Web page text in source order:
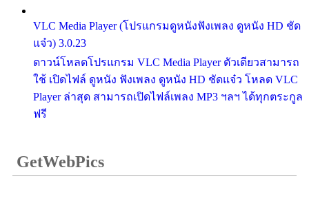
VLC Media Player (โปรแกรมดูหนังฟังเพลง ดูหนัง HD ชัด
แจ๋ว) 3.0.23
ดาวน์โหลดโปรแกรม VLC Media Player ตัวเดียวสามารถ
ใช้ เปิดไฟล์ ดูหนัง ฟังเพลง ดูหนัง HD ชัดแจ๋ว โหลด VLC
Player ล่าสุด สามารถเปิดไฟล์เพลง MP3 ฯลฯ ได้ทุกตระกูล
ฟรี
GetWebPics